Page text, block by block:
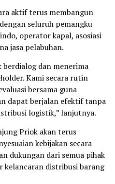
aktif terus membangun
seluruh pemangku
operator kapal, asosiasi
jasa pelabuhan.
dan menerima
Kami secara rutin
bersama guna
dapat berjalan efektif tanpa
logistik,” lanjutnya.
Priok akan terus
kebijakan secara
dukungan dari semua pihak
kelancaran distribusi barang